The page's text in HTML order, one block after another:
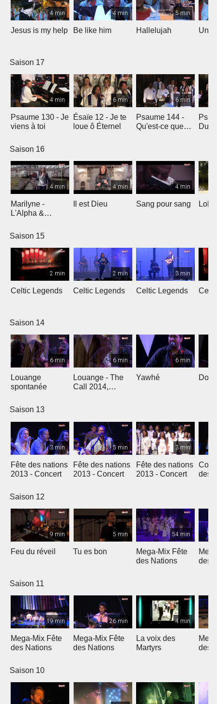
4 min
Jesus is my help
4 min
Be like him
5 min
Hallelujah Un
Saison 17
4 min
Psaume 130 - Je
viens à toi
6 min
Ésaïe 12 - Je te
loue ô Éternel
6 min
Psaume 144 -
Qu'est-ce que
Du
Saison 16
4 min
Marilyne -
L'Alpha &
4 min
Il est Dieu
4 min
Sang pour sang Lola
Saison 15
2 min
Celtic Legends
2 min
Celtic Legends
3 min
Celtic Legends
Saison 14
6 min
Louange
spontanée
6 min
Louange - The
Call 2014,
6 min
Yawhé
Saison 13
3 min
Fête des nations
2013 - Concert
5 min
Fête des nations
2013 - Concert
3 min
Fête des nations
2013 - Concert
des
Saison 12
9 min
Feu du réveil
5 min
Tu es bon
54 min
Mega-Mix Fête
des Nations
des
Saison 11
19 min
Mega-Mix Fête
des Nations
26 min
Mega-Mix Fête
des Nations
4 min
La voix des
Martyrs
des
Saison 10